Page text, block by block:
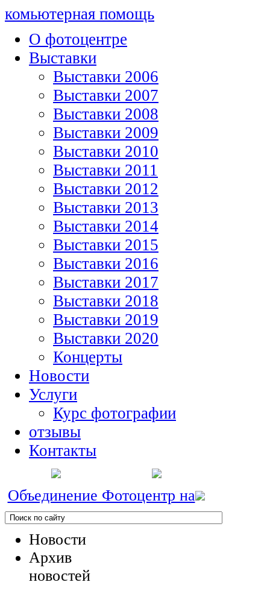
комьютерная помощь
О фотоцентре
Выставки
Выставки 2006
Выставки 2007
Выставки 2008
Выставки 2009
Выставки 2010
Выставки 2011
Выставки 2012
Выставки 2013
Выставки 2014
Выставки 2015
Выставки 2016
Выставки 2017
Выставки 2018
Выставки 2019
Выставки 2020
Концерты
Новости
Услуги
Курс фотографии
отзывы
Контакты
Объединение Фотоцентр на
Новости
Архив
новостей